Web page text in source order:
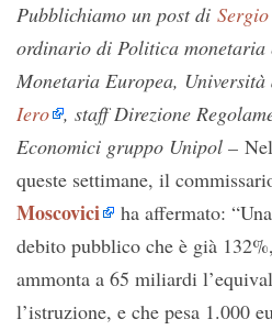
Pubblichiamo un post di
ordinario di Politica monetaria
Monetaria Europea,
Iero , staff Direzione
Economici gruppo Unipol –
queste settimane, il
Moscovici
ha affermato:
debito pubblico che è già
ammonta a 65 miliardi
l’istruzione, e che pesa 1.000